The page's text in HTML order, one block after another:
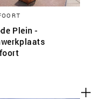
Plein -